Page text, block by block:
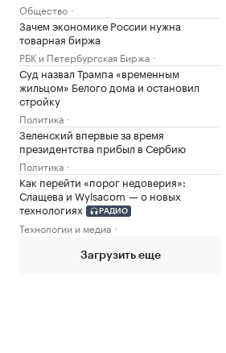
Общество
Зачем экономике России нужна
товарная биржа
РБК и Петербургская Биржа
Суд назвал Трампа «временным
жильцом» Белого дома и остановил
стройку
Политика
Зеленский впервые за время
президентства прибыл в Сербию
Политика
Как перейти «порог недоверия»:
Слащева и Wylsacom — о новых
технологиях
РАДИО
Технологии и медиа
Загрузить еще